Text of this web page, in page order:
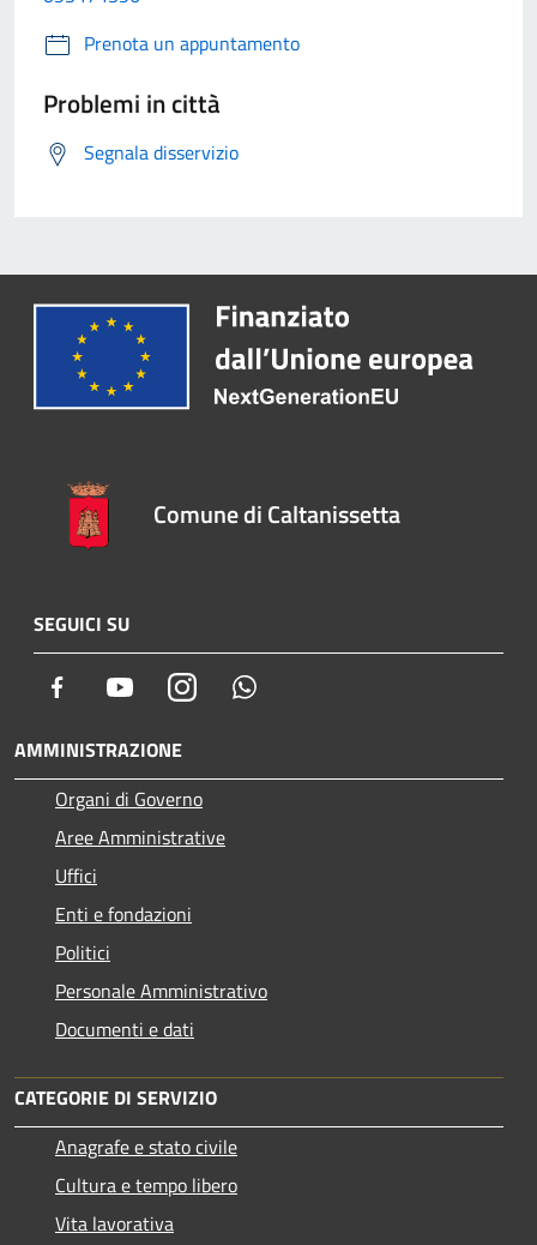
Prenota un appuntamento
Problemi in città
Segnala disservizio
Comune di Caltanissetta
SEGUICI SU
Facebook YoutubeInstagram
AMMINISTRAZIONE
Organi di Governo
Aree Amministrative
Uffici
Enti e fondazioni
Politici
Personale Amministrativo
Documenti e dati
CATEGORIE DI SERVIZIO
Anagrafe e stato civile
Cultura e tempo libero
Vita lavorativa